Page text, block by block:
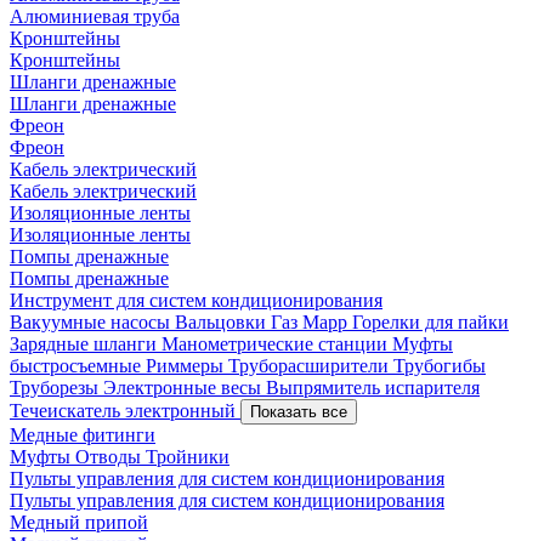
Алюминиевая труба
Кронштейны
Кронштейны
Шланги дренажные
Шланги дренажные
Фреон
Фреон
Кабель электрический
Кабель электрический
Изоляционные ленты
Изоляционные ленты
Помпы дренажные
Помпы дренажные
Инструмент для систем кондиционирования
Вакуумные насосы Вальцовки Газ Mapp Горелки для пайки
Зарядные шланги Манометрические станции Муфты
быстросъемные Риммеры Труборасширители Трубогибы
Труборезы Электронные весы Выпрямитель испарителя
Течеискатель электронный
Показать все
Медные фитинги
Муфты Отводы Тройники
Пульты управления для систем кондиционирования
Пульты управления для систем кондиционирования
Медный припой